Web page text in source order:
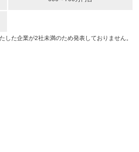
た企業が2社未満のため発表しておりません。